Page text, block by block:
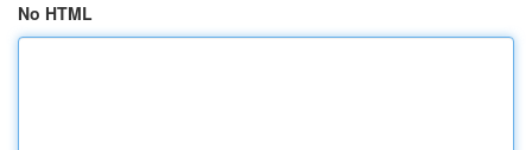
No HTML